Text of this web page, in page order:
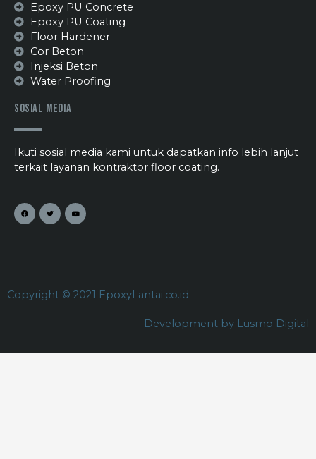
Epoxy PU Concrete
Epoxy PU Coating
Floor Hardener
Cor Beton
Injeksi Beton
Water Proofing
Sosial Media
Ikuti sosial media kami untuk dapatkan info lebih lanjut
terkait layanan kontraktor floor coating.
Copyright © 2021 EpoxyLantai.co.id
Development by Lusmo Digital